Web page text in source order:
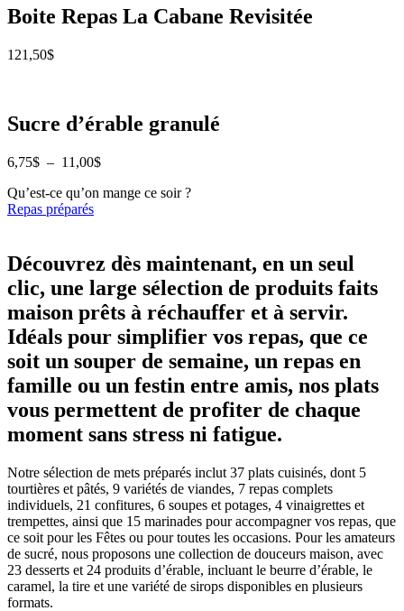
à
5,75$
Boite Repas La Cabane Revisitée
121,50$
Sucre d’érable granulé
6,75$ – 11,00$Plage
prix :
Qu’est-ce qu’on mange ce soir ?
Repas préparés
Découvrez dès maintenant, en un seul
clic, une large sélection de produits faits
maison prêts à réchauffer et à servir.
Idéals pour simplifier vos repas, que ce
soit un souper de semaine, un repas en
famille ou un festin entre amis, nos plats
vous permettent de profiter de chaque
moment sans stress ni fatigue.
Notre sélection de mets préparés inclut 37 plats cuisinés, dont 5
tourtières et pâtés, 9 variétés de viandes, 7 repas complets
individuels, 21 confitures, 6 soupes et potages, 4 vinaigrettes et
trempettes, ainsi que 15 marinades pour accompagner vos repas, que
ce soit pour les Fêtes ou pour toutes les occasions. Pour les amateurs
de sucré, nous proposons une collection de douceurs maison, avec
23 desserts et 24 produits d’érable, incluant le beurre d’érable, le
caramel, la tire et une variété de sirops disponibles en plusieurs
formats.